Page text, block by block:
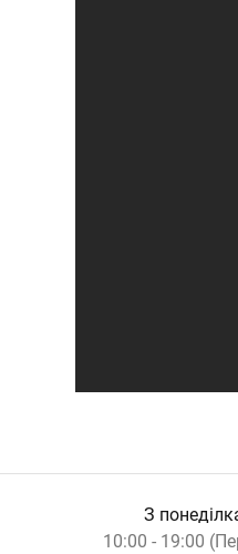
З
10:00 - 19:00